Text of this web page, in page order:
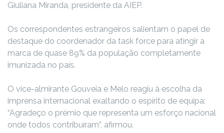
Giuliana Miranda, presidente da AIEP.
Os correspondentes estrangeiros salientam o papel de
destaque do coordenador da task force para atingir a
marca de quase 89% da população completamente
imunizada no país.
O vice-almirante Gouveia e Melo reagiu à escolha da
imprensa internacional exaltando o espírito de equipa:
“Agradeço o prémio que representa um esforço nacional
onde todos contribuíram”, afirmou.